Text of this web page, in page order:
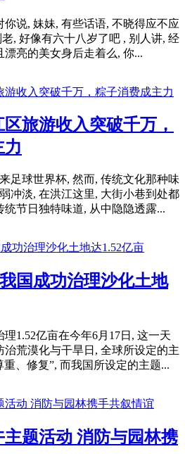
你说, 妹妹, 有些话语, 不晓得应不应
, 好像有六十八岁了吧 , 别人讲, 经
亮的美女身后走着么, 你...
旅游收入突破千万，
力
足球世界杯, 然而, 传统文化那种味
冲淡, 在洪江这里, 大街小巷到处都
节日独特味道, 从中隐隐透露...
国成功治理沙化土地
1.52亿亩在今年6月17日, 这一天
治荒漠化与干旱日, 全球所设定的主
、修复”, 而我国所设定的主题...
题活动 消防与园林携